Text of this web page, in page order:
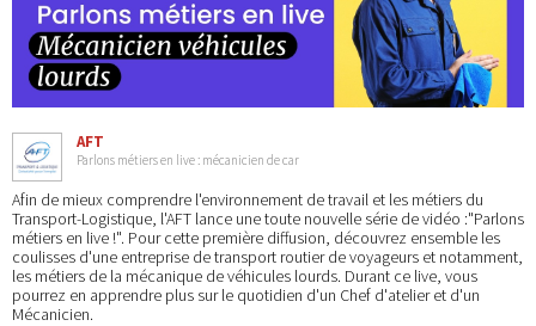
AFT
Parlons métiers en live : mécanicien de car
Afin de mieux comprendre l'environnement de travail et les métiers du
Transport-Logistique, l'AFT lance une toute nouvelle série de vidéo :"Parlons
métiers en live !". Pour cette première diffusion, découvrez ensemble les
coulisses d'une entreprise de transport routier de voyageurs et notamment,
les métiers de la mécanique de véhicules lourds. Durant ce live, vous
pourrez en apprendre plus sur le quotidien d'un Chef d'atelier et d'un
Mécanicien.